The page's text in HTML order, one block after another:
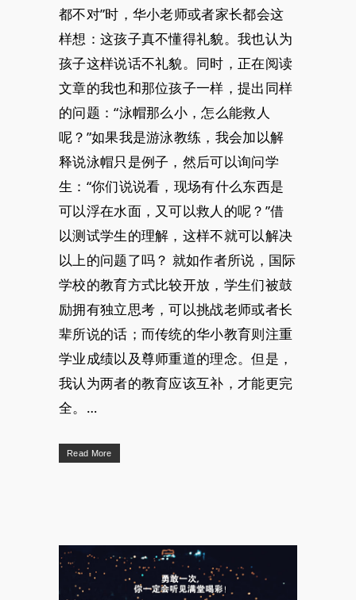
都不对”时，华小老师或者家长都会这
样想：这孩子真不懂得礼貌。我也认为
孩子这样说话不礼貌。同时，正在阅读
文章的我也和那位孩子一样，提出同样
的问题：“泳帽那么小，怎么能救人
呢？”如果我是游泳教练，我会加以解
释说泳帽只是例子，然后可以询问学
生：“你们说说看，现场有什么东西是
可以浮在水面，又可以救人的呢？”借
以测试学生的理解，这样不就可以解决
以上的问题了吗？ 就如作者所说，国际
学校的教育方式比较开放，学生们被鼓
励拥有独立思考，可以挑战老师或者长
辈所说的话；而传统的华小教育则注重
学业成绩以及尊师重道的理念。但是，
我认为两者的教育应该互补，才能更完
全。…
Read More